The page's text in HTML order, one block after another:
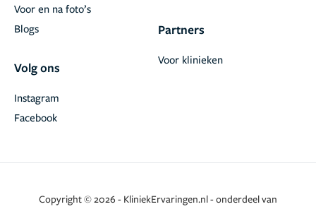
Voor en na foto’s
Blogs
Volg ons
Facebook
Instagram
Partners
Voor klinieken
Copyright © 2026 - KliniekErvaringen.nl - onderdeel van